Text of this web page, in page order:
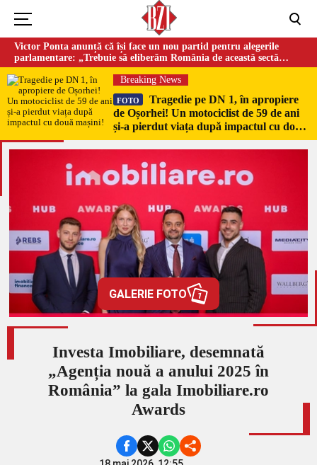
Victor Ponta anunță că își face un nou partid pentru alegerile
parlamentare: „Trebuie să eliberăm România de această sectă
globalistă”
Breaking News
FOTO
Tragedie pe DN 1, în apropiere
de Oșorhei! Un motociclist de 59 de ani
și-a pierdut viața după impactul cu două
mașini!
GALERIE FOTO 1
Investa Imobiliare, desemnată
„Agenția nouă a anului 2025 în
România” la gala Imobiliare.ro
Awards